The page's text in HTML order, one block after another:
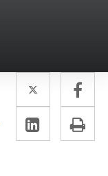
Twitter
Enlace
a
una
a
Linkedin
Enlace
a